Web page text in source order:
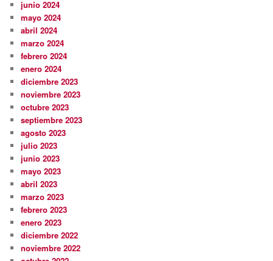
junio 2024
mayo 2024
abril 2024
marzo 2024
febrero 2024
enero 2024
diciembre 2023
noviembre 2023
octubre 2023
septiembre 2023
agosto 2023
julio 2023
junio 2023
mayo 2023
abril 2023
marzo 2023
febrero 2023
enero 2023
diciembre 2022
noviembre 2022